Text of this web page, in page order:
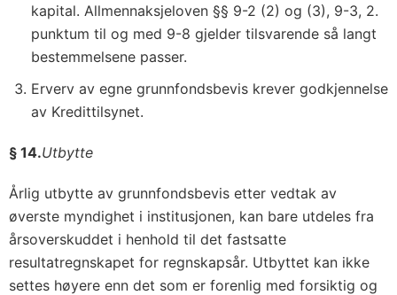
kapital. Allmennaksjeloven §§ 9-2 (2) og (3), 9-3, 2.
punktum til og med 9-8 gjelder tilsvarende så langt
bestemmelsene passer.
Erverv av egne grunnfondsbevis krever godkjennelse
av Kredittilsynet.
§ 14.Utbytte
Årlig utbytte av grunnfondsbevis etter vedtak av
øverste myndighet i institusjonen, kan bare utdeles fra
årsoverskuddet i henhold til det fastsatte
resultatregnskapet for regnskapsår. Utbyttet kan ikke
settes høyere enn det som er forenlig med forsiktig og